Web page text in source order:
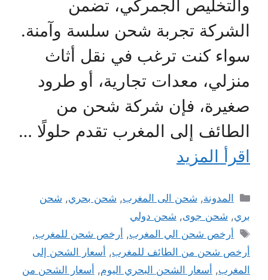
والتخليص الجمركي، تضمن
الشركة تجربة شحن سلسة وآمنة.
سواء كنت ترغب في نقل أثاث
منزلي، معدات تجارية، أو طرود
صغيرة، فإن شركة شحن من
الطائف إلى المغرب تقدم حلولًا …
اقرأ المزيد
التصنيفات
المدونة, شحن الى المغرب, شحن بحري, شحن
بري, شحن جوى, شحن دولي
الوسوم
أرخص شحن الي المغرب, أرخص شحن للمغرب,
أرخص شحن من الطائف للمغرب, أسعار الشحن إلى
المغرب, أسعار الشحن البحري اليوم, أسعار الشحن من